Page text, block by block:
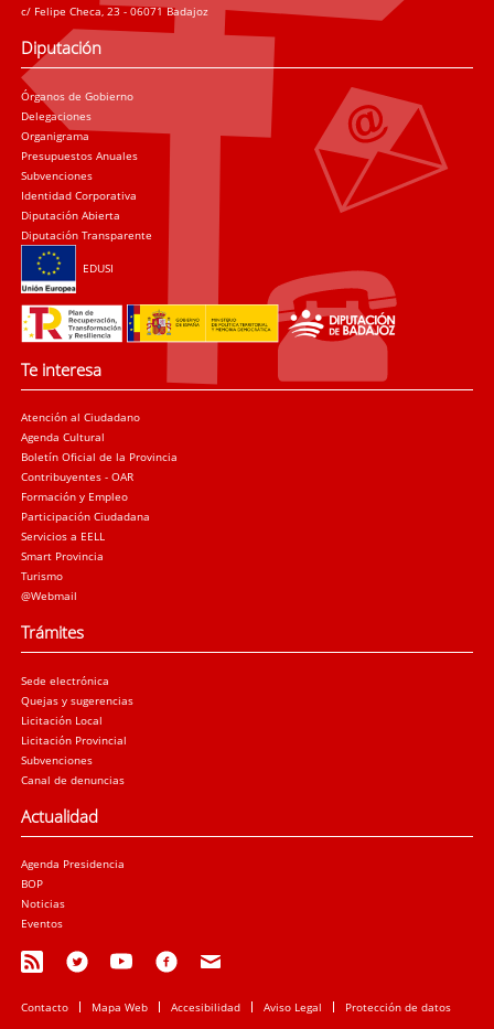
c/ Felipe Checa, 23 - 06071 Badajoz
Diputación
Órganos de Gobierno
Delegaciones
Organigrama
Presupuestos Anuales
Subvenciones
Identidad Corporativa
Diputación Abierta
Diputación Transparente
EDUSI
Te interesa
Atención al Ciudadano
Agenda Cultural
Boletín Oficial de la Provincia
Contribuyentes - OAR
Formación y Empleo
Participación Ciudadana
Servicios a EELL
Smart Provincia
Turismo
@Webmail
Trámites
Sede electrónica
Quejas y sugerencias
Licitación Local
Licitación Provincial
Subvenciones
Canal de denuncias
Actualidad
Agenda Presidencia
BOP
Noticias
Eventos
Contacto Mapa Web Accesibilidad Aviso Legal Protección de datos